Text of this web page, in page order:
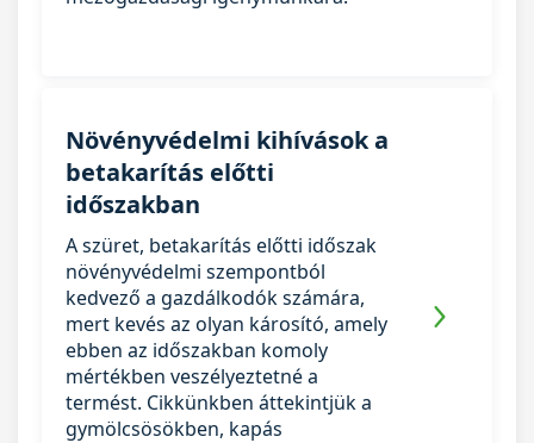
Növényvédelmi kihívások a
betakarítás előtti
időszakban
A szüret, betakarítás előtti időszak
növényvédelmi szempontból
kedvező a gazdálkodók számára,
mert kevés az olyan károsító, amely
ebben az időszakban komoly
mértékben veszélyeztetné a
termést. Cikkünkben áttekintjük a
gymölcsösökben, kapás